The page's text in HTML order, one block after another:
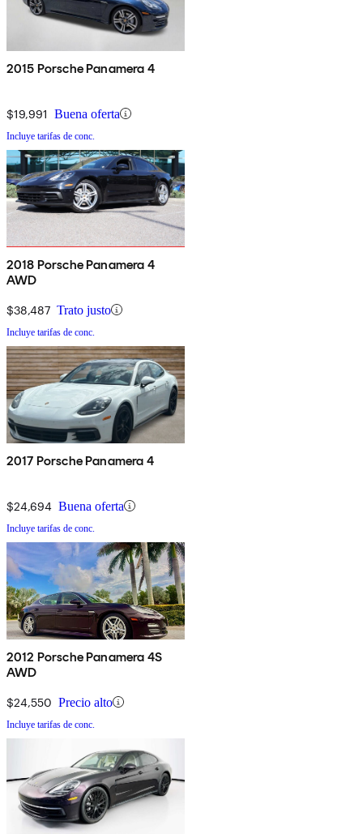
2015 Porsche Panamera 4
$19,991 Buena oferta
Incluye tarifas de conc.
2018 Porsche Panamera 4
AWD
$38,487 Trato justo
Incluye tarifas de conc.
2017 Porsche Panamera 4
$24,694 Buena oferta
Incluye tarifas de conc.
2012 Porsche Panamera 4S
AWD
$24,550 Precio alto
Incluye tarifas de conc.